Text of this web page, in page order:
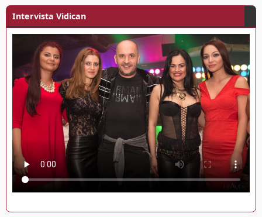
Intervista Vidican